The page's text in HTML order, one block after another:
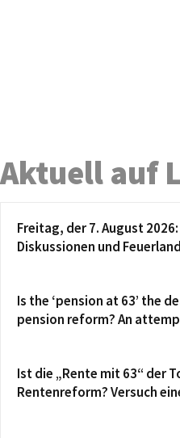
Aktuell auf
Freitag, der 7. August
Diskussionen und
Is the ‘pension at 63’ the
pension reform? An
Ist die „Rente mit 63“ der
Rentenreform? Versuch